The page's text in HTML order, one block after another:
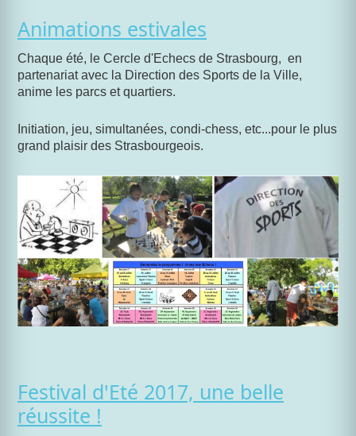
Animations estivales
Chaque été, le Cercle d'Echecs de Strasbourg, en
partenariat avec la Direction des Sports de la Ville,
anime les parcs et quartiers.
Initiation, jeu, simultanées, condi-chess, etc...pour le plus
grand plaisir des Strasbourgeois.
Festival d'Eté 2017, une belle
réussite !